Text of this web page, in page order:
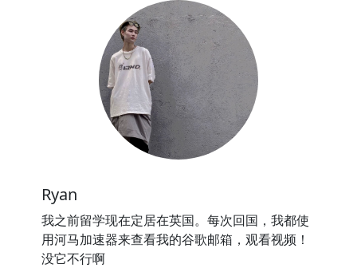
Ryan
我之前留学现在定居在英国。每次回国，我都使
用河马加速器来查看我的谷歌邮箱，观看视频！
没它不行啊